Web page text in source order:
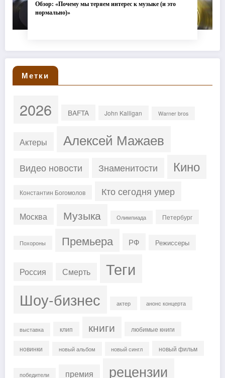
Обзор: «Почему мы теряем интерес к музыке (и это
нормально)»
Метки
2026 BAFTA John Kalligan Warner bros
Актеры Алексей Мажаев
Видео новости Знаменитости Кино
Константин Богомолов Кто сегодня умер
Москва Музыка Олимпиада Петербург
Похороны Премьера РФ Режиссеры
Россия Смерть Теги
Шоу-бизнес актер анонс концерта
выставка клип книги любимые книги
новинки новый альбом новый сингл новый фильм
победители премия рецензии